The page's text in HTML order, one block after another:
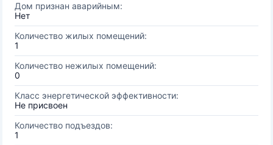
Дом признан аварийным:
Нет
Количество жилых помещений:
1
Количество нежилых помещений:
0
Класс энергетической эффективности:
Не присвоен
Количество подъездов:
1